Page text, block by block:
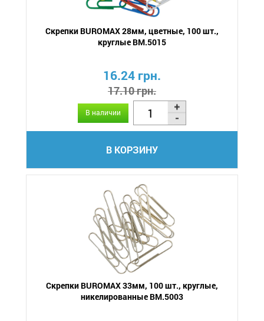
Скрепки BUROMAX 28мм, цветные, 100 шт.,
круглые BM.5015
16.24 грн.
17.10 грн.
В наличии
В КОРЗИНУ
Скрепки BUROMAX 33мм, 100 шт., круглые,
никелированные BM.5003